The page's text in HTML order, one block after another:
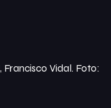
Vidal. Foto: